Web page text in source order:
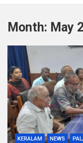
Month: May
KERALAM NEWS